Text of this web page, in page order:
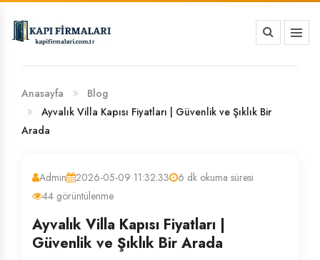
BANKA HESAP NUMARALARIMIZ
Anasayfa
Blog
Ayvalık Villa Kapısı Fiyatları | Güvenlik ve Şıklık Bir
Arada
Admin 2026-05-09 11:32:33
6 dk okuma süresi
44 görüntülenme
Ayvalık Villa Kapısı Fiyatları |
Güvenlik ve Şıklık Bir Arada